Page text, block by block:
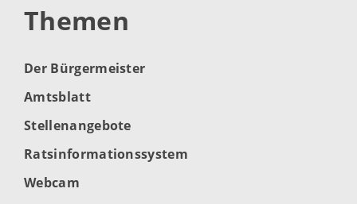
Themen
Der Bürgermeister
Amtsblatt
Stellenangebote
Ratsinformationssystem
Webcam